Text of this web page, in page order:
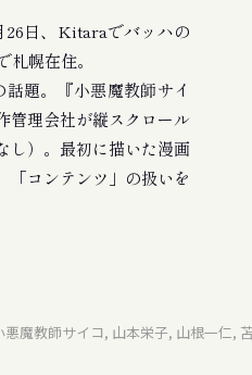
26日、Kitaraでバッハの
幌在住。
題。『小悪魔教師サイ
管理会社が縦スクロール
し）。最初に描いた漫画
「コンテンツ」の扱いを
魔教師サイコ, 山本栄子, 山根一仁,